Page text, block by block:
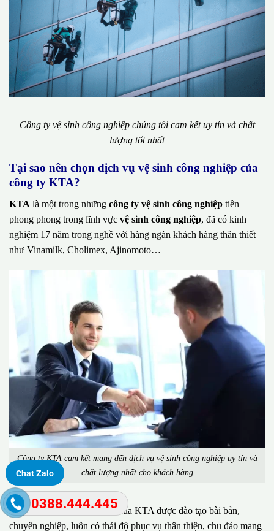
Công ty vệ sinh công nghiệp chúng tôi cam kết uy tín và chất
lượng tốt nhất
Tại sao nên chọn dịch vụ vệ sinh công nghiệp của
công ty KTA?
KTA là một trong những công ty vệ sinh công nghiệp tiên
phong phong trong lĩnh vực vệ sinh công nghiệp, đã có kinh
nghiệm 17 năm trong nghề với hàng ngàn khách hàng thân thiết
như Vinamilk, Cholimex, Ajinomoto…
Công ty KTA cam kết mang đến dịch vụ vệ sinh công nghiệp uy tín và
chất lượng nhất cho khách hàng
Đặc biệt, đội ngũ nhân viên của KTA được đào tạo bài bản,
chuyên nghiệp, luôn có thái độ phục vụ thân thiện, chu đáo mang
Chat Zalo
0388.444.445